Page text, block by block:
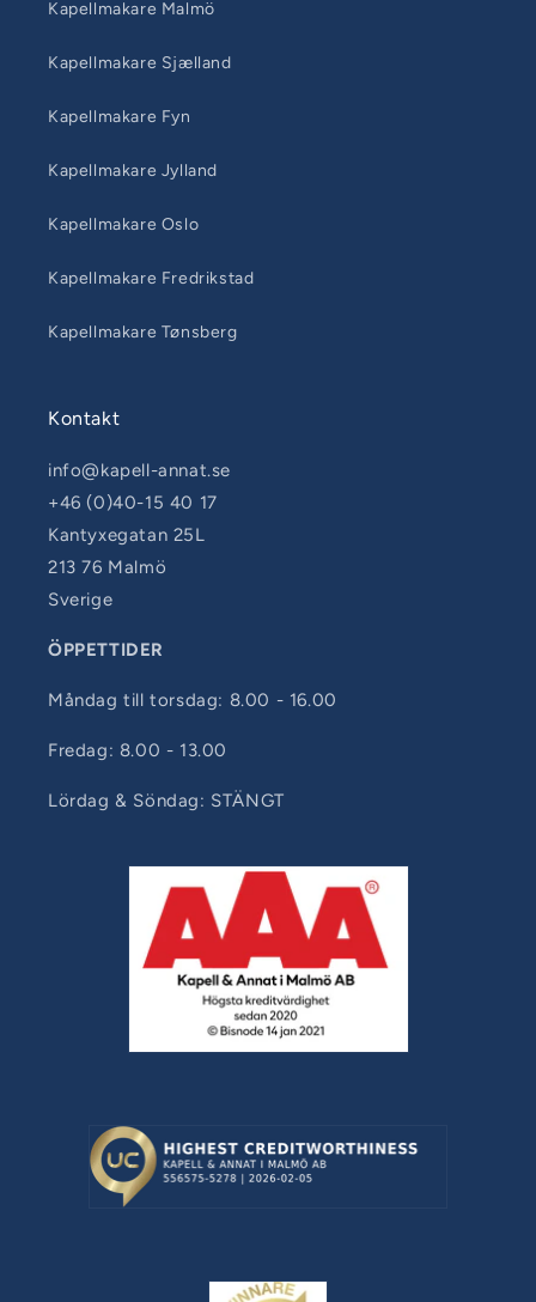
Kapellmakare Malmö
Kapellmakare Sjælland
Kapellmakare Fyn
Kapellmakare Jylland
Kapellmakare Oslo
Kapellmakare Fredrikstad
Kapellmakare Tønsberg
Kontakt
info@kapell-annat.se
+46 (0)40-15 40 17
Kantyxegatan 25L
213 76 Malmö
Sverige
ÖPPETTIDER
Måndag till torsdag: 8.00 - 16.00
Fredag: 8.00 - 13.00
Lördag & Söndag: STÄNGT